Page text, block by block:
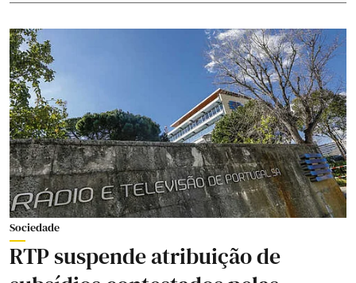
Sociedade
RTP suspende atribuição de